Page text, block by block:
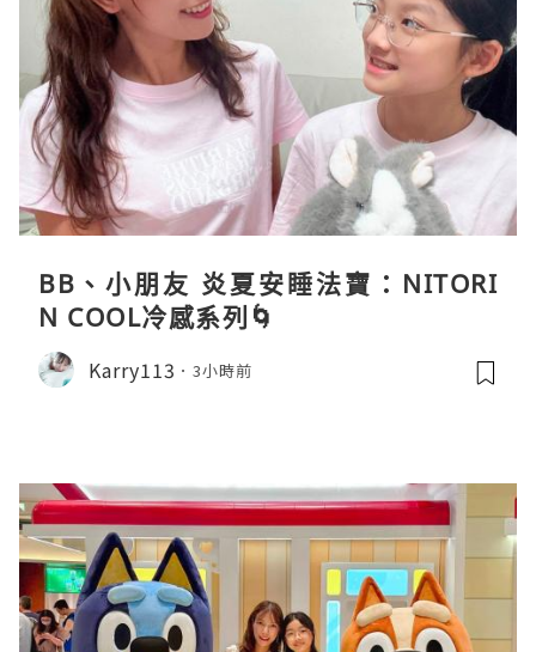
BB、小朋友 炎夏安睡法寶：NITORI
N COOL冷感系列🌀
Karry113 3小時前